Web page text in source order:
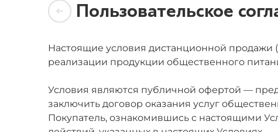
Пользовательское
Настоящие условия дистанционной продажи
реализации продукции общественного
Условия являются публичной офертой —
заключить договор оказания услуг
Покупатель, ознакомившись с настоящими